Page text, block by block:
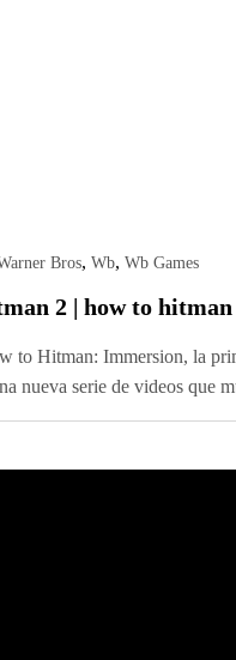
Bros, Wb, Wb Games
2 | how to hitman
to Hitman: Immersion, la
nueva serie de videos que